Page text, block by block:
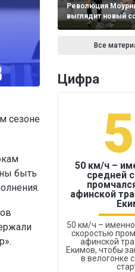
сезоне
быть
Революция
выглядит новый
Все
Цифра
50 км/ч –
средней
афинской
50 км/ч –
скоростью
афинской
Екимов, чтобы
в велогонке